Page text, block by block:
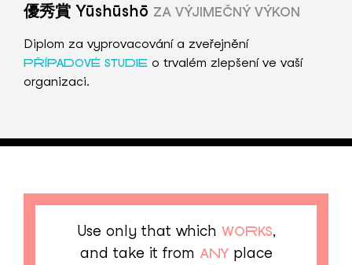
優秀賞 Yūshūshō ZA VÝJIMEČNÝ VÝKON
Diplom za vyprovacování a zveřejnění
PŘÍPADOVÉ STUDIE o trvalém zlepšení ve vaší
organizaci.
Use only that which WORKS,
and take it from ANYplace